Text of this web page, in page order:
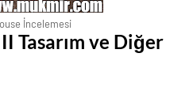
İncelemesi
Tasarım ve Diğer